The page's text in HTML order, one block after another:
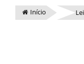
Início